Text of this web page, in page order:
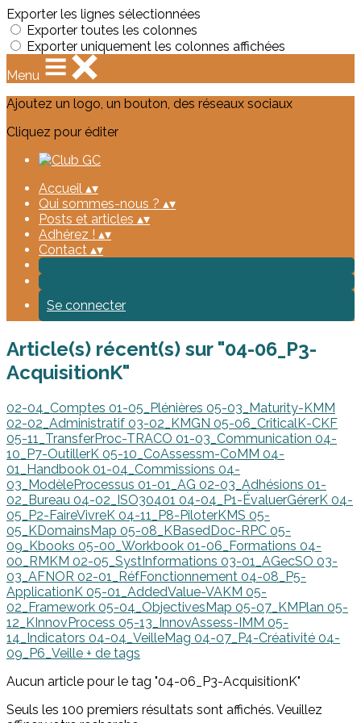
Exporter les lignes sélectionnées
Exporter toutes les colonnes
Exporter uniquement les colonnes affichées
Menu
Ajoutez un logo, un bouton, des réseaux sociaux
Cliquez pour éditer
Accueil ▴▾
Qui sommes-nous ? ▴▾
Posts et articles ▴▾
Adhérez ! ▴▾
Contact ▴▾
Se connecter
Article(s) récent(s) sur "04-06_P3-
AcquisitionK"
02-04_Comptes 01-05_Plénières 05-03_Maturity-KMM
02-02_Administratif 03-02_KMGN 05-06_CriticalK-CKF
05-11_TransferProc-TRACO 01-03_Communication 04-
10_P7-OutillerK 05-10_CoAssessm-CoMM 04-
01_Handbook 01-04_Commissions 04-
03_ModèleProcessus 01-01_AG 02-03_Adhésions 01-
02_Bureau 04-02_ISO30401 04-04_P1-ÉvaluerGérerK 04-
05_P2-FaireVivreK 04-11_P8-PiloterKMS 05-
05_KDomainsMap 05-08_KBasedDoc-RPC 05-
09_Kbooks 05-00_Workbook 01-06_Formations 04-
00_RMKM 02-05_SystInformations 03-01_AGecSO 03-
03_AFNOR 02-01_RéfFonctionnement 04-08_P5-
ApplicationK 05-01_AddedValue-VAKM 05-
02_Framework 05-04_ObjectivesMap 05-07_KMPlan 05-
12_KInnovProcess 05-13_InnovAssess-IMM 05-
14_Indicators 04-04_VeilleMag 04-07_P4-Créativité 04-
09_P6_Veille + de tags
Aucun article pour le tag "04-06_P3-AcquisitionK"
Seuls les 100 premiers résultats sont affichés. Veuillez